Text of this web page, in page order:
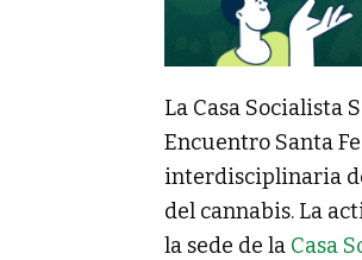
La Casa Socialista
Encuentro Santa
interdisciplinaria
del cannabis. La
la sede de la Casa